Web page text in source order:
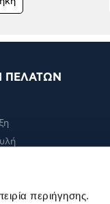
περιήγησης.
ΠΕΛΑΤΩΝ